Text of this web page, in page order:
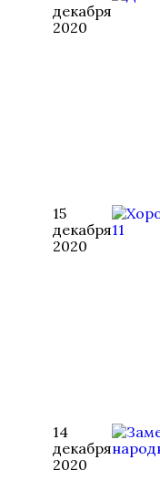
декабря
2020
15
декабря
2020
14
декабря
2020